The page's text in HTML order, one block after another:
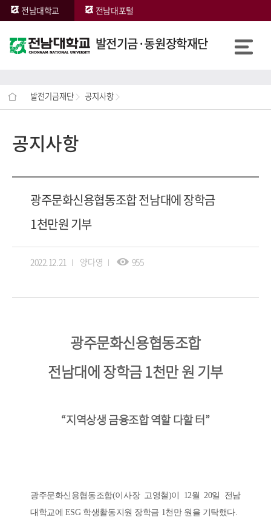
전남대학교 전남대포털
발전기금·동원장학재단
발전기금재단 공지사항
공지사항
광주문화신용협동조합 전남대에 장학금
1천만원 기부
2022.12.21 양다영 955
광주문화신용협동조합
전남대에 장학금 1천만 원 기부
“지역상생 금융조합 역할 다할 터”
광주문화신용협동조합(이사장 고영철)이 12월 20일 전남
대학교에 ESG 학생활동지원 장학금 1천만 원을 기탁했다.